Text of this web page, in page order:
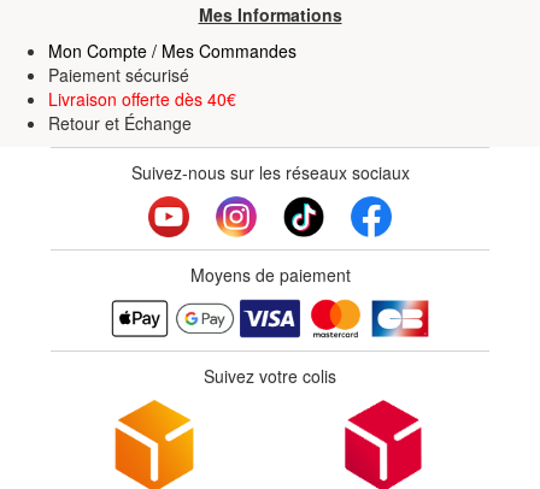
Mes Informations
Mon Compte / Mes Commandes
Paiement sécurisé
Livraison offerte dès 40€
Retour et Échange
Suivez-nous sur les réseaux sociaux
Moyens de paiement
Suivez votre colis